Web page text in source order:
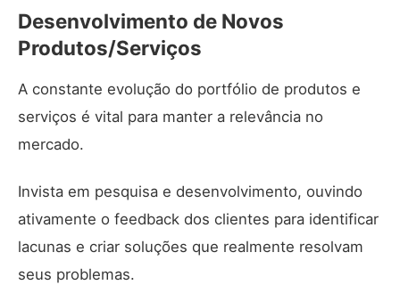
Desenvolvimento de Novos
Produtos/Serviços
A constante evolução do portfólio de produtos e
serviços é vital para manter a relevância no
mercado.
Invista em pesquisa e desenvolvimento, ouvindo
ativamente o feedback dos clientes para identificar
lacunas e criar soluções que realmente resolvam
seus problemas.